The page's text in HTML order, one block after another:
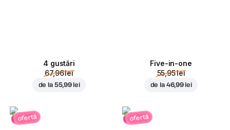
4 gustări
67,96 lei
de la 55,99 lei
Five-in-one
55,95 lei
de la 46,99 lei
ofertă ofertă